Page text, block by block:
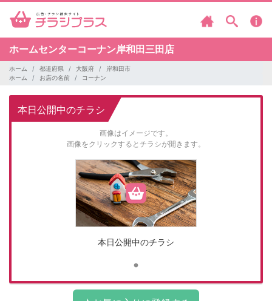
ホームセンターコーナン岸和田三田店
ホーム 都道府県 大阪府
岸和田市
ホーム
お店の名前 コーナン
本日公開中のチラシ
画像はイメージです。
画像をクリックするとチラシが開きます。
本日公開中のチラシ